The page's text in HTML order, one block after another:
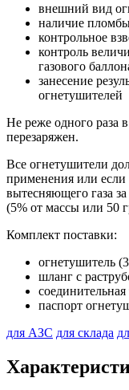
внешний вид
наличие
контрольное
контроль
газового
занесение
огнетушителей
Не реже одного раза
перезаряжен.
Все огнетушители
применения или
вытесняющего газа
(5% от массы или 50
Комплект поставки:
огнетушитель
шланг с
соединительная
паспорт
для АЗС для склада